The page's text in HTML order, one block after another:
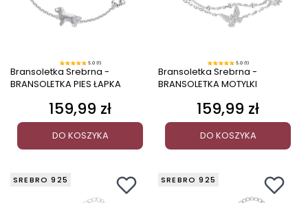
5.0 (1)
Bransoletka Srebrna -
BRANSOLETKA PIES ŁAPKA
Cena
159,99 zł
DO KOSZYKA
5.0 (1)
Bransoletka Srebrna -
BRANSOLETKA MOTYLKI
Cena
159,99 zł
DO KOSZYKA
SREBRO 925 SREBRO 925